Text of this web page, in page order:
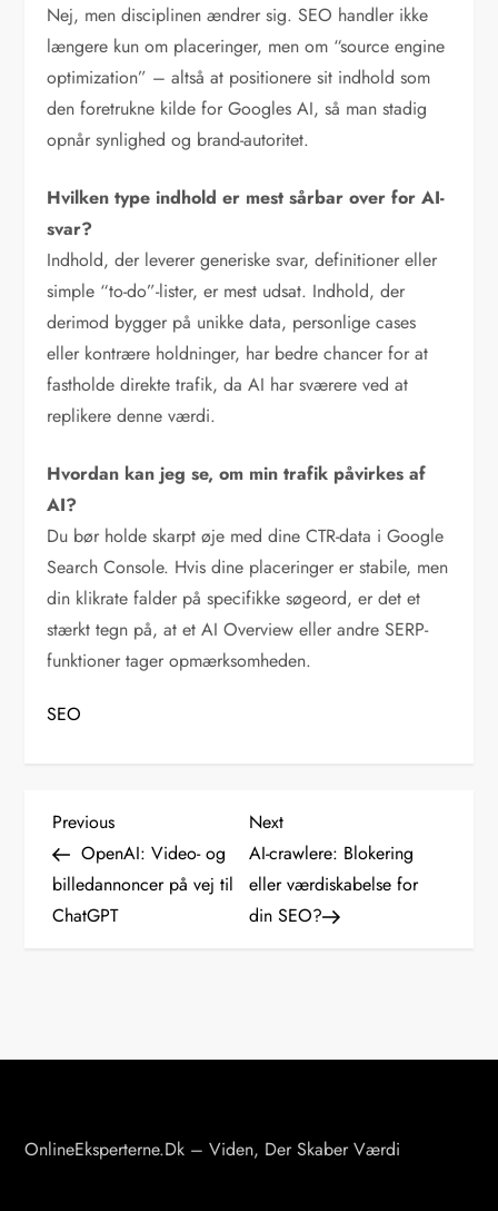
Nej, men disciplinen ændrer sig. SEO handler ikke
længere kun om placeringer, men om “source engine
optimization” – altså at positionere sit indhold som
den foretrukne kilde for Googles AI, så man stadig
opnår synlighed og brand-autoritet.
Hvilken type indhold er mest sårbar over for AI-
svar?
Indhold, der leverer generiske svar, definitioner eller
simple “to-do”-lister, er mest udsat. Indhold, der
derimod bygger på unikke data, personlige cases
eller kontrære holdninger, har bedre chancer for at
fastholde direkte trafik, da AI har sværere ved at
replikere denne værdi.
Hvordan kan jeg se, om min trafik påvirkes af
AI?
Du bør holde skarpt øje med dine CTR-data i Google
Search Console. Hvis dine placeringer er stabile, men
din klikrate falder på specifikke søgeord, er det et
stærkt tegn på, at et AI Overview eller andre SERP-
funktioner tager opmærksomheden.
SEO
I
n
d
g
Previous
Post
Previous
OpenAI: Video- og
billedannoncer på vej til
ChatGPT
Next
Post
Next
AI-crawlere: Blokering
eller værdiskabelse for
din SEO?
OnlineEksperterne.dk – Viden, Der Skaber Værdi